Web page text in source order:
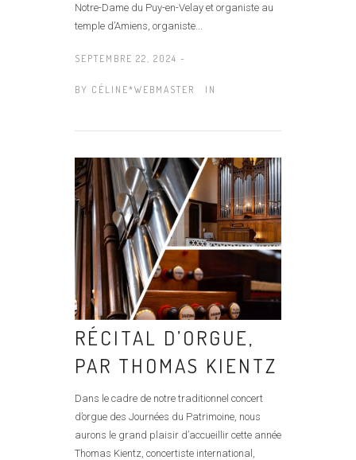
Notre-Dame du Puy-en-Velay et organiste au
temple d’Amiens, organiste...
SEPTEMBRE 22, 2024 -
BY CÉLINE*WEBMASTER IN
RÉCITAL D’ORGUE,
PAR THOMAS KIENTZ
Dans le cadre de notre traditionnel concert
d’orgue des Journées du Patrimoine, nous
aurons le grand plaisir d’accueillir cette année
Thomas Kientz, concertiste international,